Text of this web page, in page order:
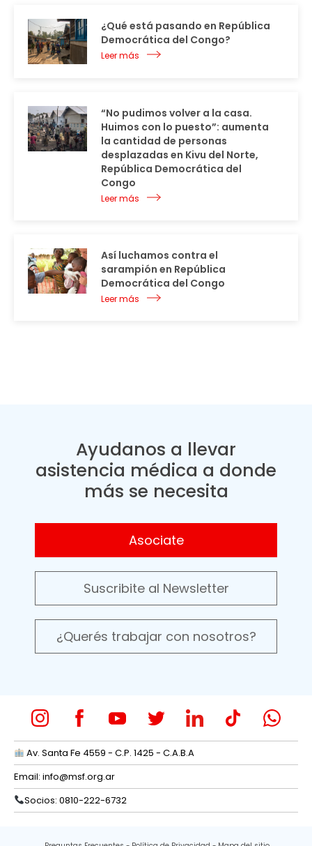
¿Qué está pasando en República
Democrática del Congo?
Leer más
“No pudimos volver a la casa.
Huimos con lo puesto”: aumenta
la cantidad de personas
desplazadas en Kivu del Norte,
República Democrática del
Congo
Leer más
Así luchamos contra el
sarampión en República
Democrática del Congo
Leer más
Ayudanos a llevar
asistencia médica a donde
más se necesita
Asociate
Suscribite al Newsletter
¿Querés trabajar con nosotros?
Av. Santa Fe 4559 - C.P. 1425 - C.A.B.A
Email: info@msf.org.ar
Socios: 0810-222-6732